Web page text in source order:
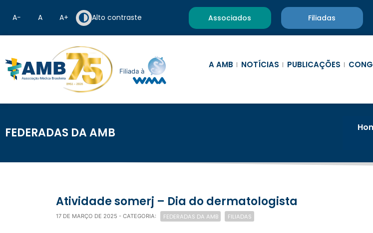
A− A A+ Alto contraste Associados Filiadas
A AMB NOTÍCIAS PUBLICAÇÕES
FEDERADAS DA AMB
Atividade somerj – Dia do dermatologista
17 DE MARÇO DE 2025 - CATEGORIA: FEDERADAS DA AMB FILIADAS